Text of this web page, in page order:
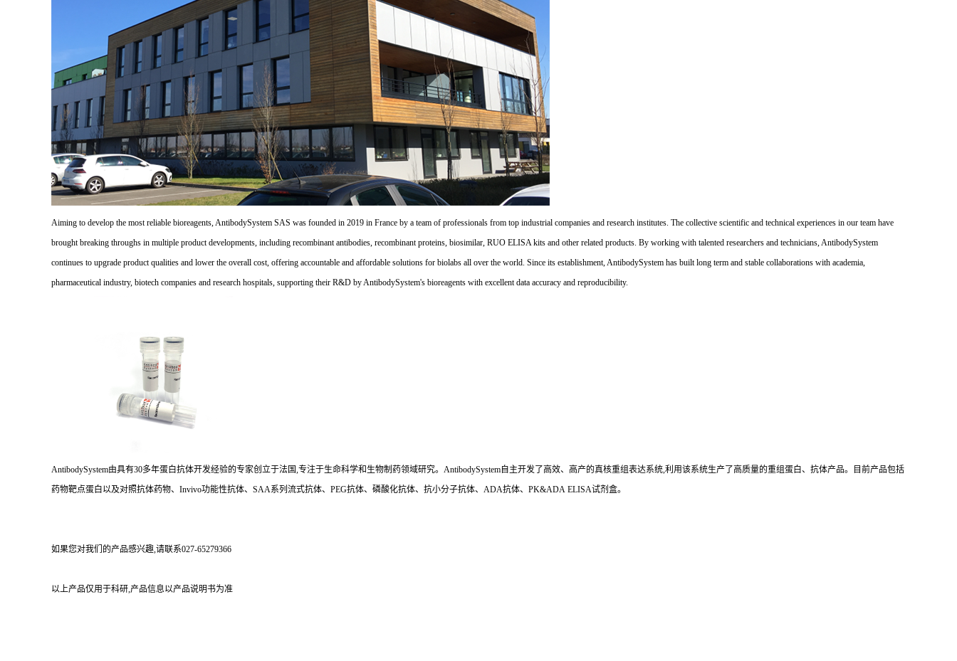
Aiming to develop the most reliable bioreagents, AntibodySystem SAS was founded in 2019 in France by a team of professionals from top industrial companies and research institutes. The collective scientific and technical experiences in our team have
brought breaking throughs in multiple product developments, including recombinant antibodies, recombinant proteins, biosimilar, RUO ELISA kits and other related products. By working with talented researchers and technicians, AntibodySystem
continues to upgrade product qualities and lower the overall cost, offering accountable and affordable solutions for biolabs all over the world. Since its establishment, AntibodySystem has built long term and stable collaborations with academia,
pharmaceutical industry, biotech companies and research hospitals, supporting their R&D by AntibodySystem's bioreagents with excellent data accuracy and reproducibility.
AntibodySystem由具有30多年蛋白抗体开发经验的专家创立于法国,专注于生命科学和生物制药领域研究。AntibodySystem自主开发了高效、高产的真核重组表达系统,利用该系统生产了高质量的重组蛋白、抗体产品。目前产品包括
药物靶点蛋白以及对照抗体药物、Invivo功能性抗体、SAA系列流式抗体、PEG抗体、磷酸化抗体、抗小分子抗体、ADA抗体、PK&ADA ELISA试剂盒。
如果您对我们的产品感兴趣,请联系027-65279366
以上产品仅用于科研,产品信息以产品说明书为准